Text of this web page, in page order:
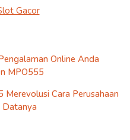
Gacor
Online Anda
MPO555
Merevolusi Cara Perusahaan